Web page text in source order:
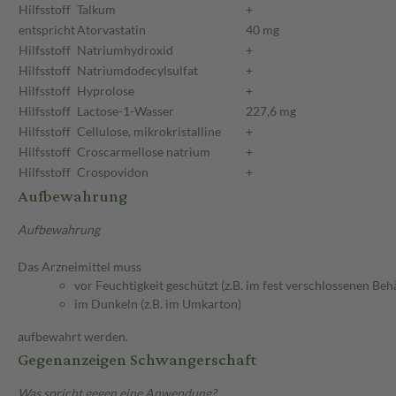
Hilfsstoff Talkum
+
entsprichtAtorvastatin
40 mg
Hilfsstoff Natriumhydroxid
+
Hilfsstoff Natriumdodecylsulfat
+
Hilfsstoff Hyprolose
+
Hilfsstoff Lactose-1-Wasser
227,6 mg
Hilfsstoff Cellulose, mikrokristalline
+
Hilfsstoff Croscarmellose natrium
+
Hilfsstoff Crospovidon +
Aufbewahrung
Aufbewahrung
Das Arzneimittel muss
vor Feuchtigkeit geschützt (z.B. im fest verschlossenen
im Dunkeln (z.B. im Umkarton)
aufbewahrt werden.
Gegenanzeigen Schwangerschaft
Was spricht gegen eine Anwendung?